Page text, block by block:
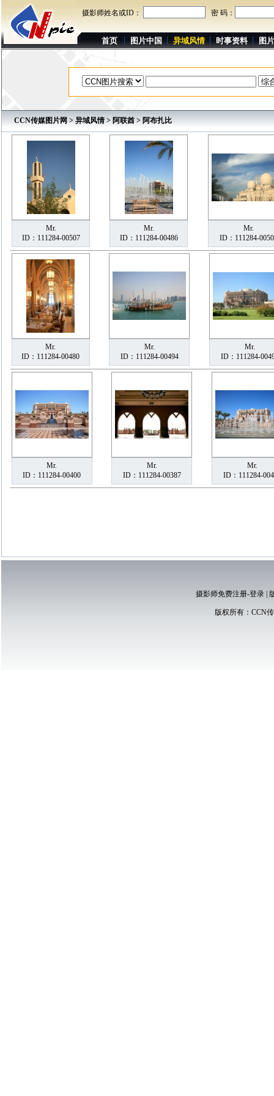
摄影师姓名或ID： 密 码：
首页 图片中国 异域风情 时事资料 图
CCN传媒图片网 > 异域风情> 阿联酋 > 阿布扎比
Mr.
ID：111284-00507
Mr.
ID：111284-00486
Mr.
ID：111284-
Mr.
ID：111284-00480
Mr.
ID：111284-00494
Mr.
ID：111284-
Mr.
ID：111284-00400
Mr.
ID：111284-00387
Mr.
ID：111284-
摄影师免费注册-登录|
版权所有： CCN